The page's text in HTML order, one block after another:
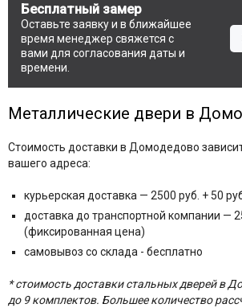
Бесплатный замер
Оставьте заявку и в ближайшее
время менеджер свяжется с
вами для согласования даты и
времени.
Металлические двери в
Стоимость доставки в Домодедово
вашего адреса:
курьерская доставка — 2500 руб. + 50
доставка до транспортной компании —
(фиксированная цена)
самовывоз со склада - бесплатно
* стоимость доставки стальных дверей в
до 9 комплектов. Большее количество